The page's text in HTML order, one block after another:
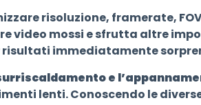
risoluzione, framerate,
video mossi e sfrutta altre
risultati immediatamente
e
lenti. Conoscendo le